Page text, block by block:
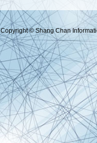
Copyright © Shang Chan